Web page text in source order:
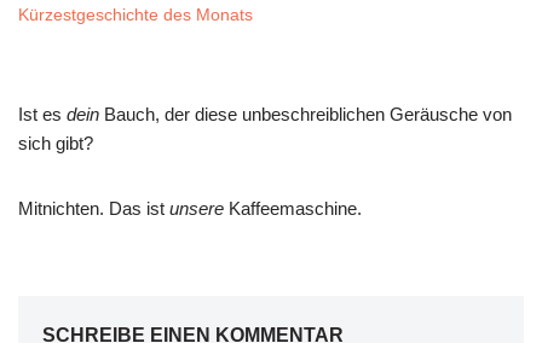
Kürzestgeschichte des Monats
Ist es dein Bauch, der diese unbeschreiblichen Geräusche von
sich gibt?
Mitnichten. Das ist unsere Kaffeemaschine.
SCHREIBE EINEN KOMMENTAR